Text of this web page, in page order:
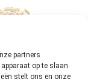
partners
op te slaan
stelt ons en onze